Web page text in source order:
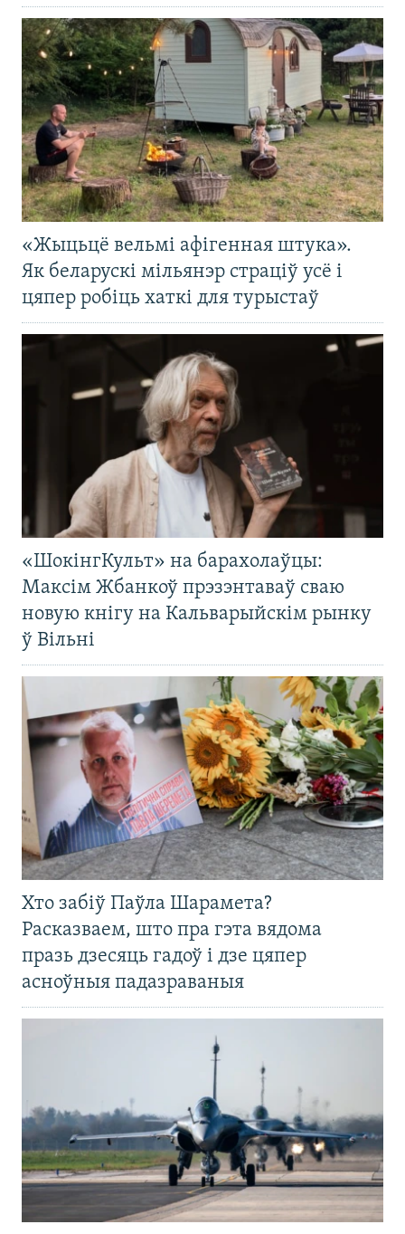
«Жыцьцё вельмі афігенная штука».
Як беларускі мільянэр страціў усё і
цяпер робіць хаткі для турыстаў
«ШокінгКульт» на барахолаўцы:
Максім Жбанкоў прэзэнтаваў сваю
новую кнігу на Кальварыйскім рынку
ў Вільні
Хто забіў Паўла Шарамета?
Расказваем, што пра гэта вядома
празь дзесяць гадоў і дзе цяпер
асноўныя падазраваныя